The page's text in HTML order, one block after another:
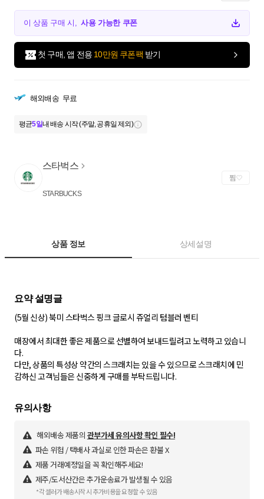
이 상품 구매 시,사용 가능한 쿠폰
첫 구매, 앱 전용 10만원 쿠폰팩 받기
해외배송 무료
평균5일내 배송 시작 (주말, 공휴일 제외)
스타벅스
STARBUCKS
찜
상품 정보 상세설명
요약 설명글
(5월 신상) 북미 스타벅스 핑크 글로시 쥬얼리 텀블러 벤티
매장에서 최대한 좋은 제품으로 선별하여 보내드릴려고 노력하고 있습니
다.
다만, 상품의 특성상 약간의 스크래치는 있을 수 있으므로 스크래치에 민
감하신 고객님들은 신중하게 구매를 부탁드립니다.
유의사항
해외배송 제품의 관부가세 유의사항 확인 필수!
파손 위험 / 택배사 과실로 인한 파손은 환불 X
제품 거래예정일을 꼭 확인해주세요!
제주/도서산간은 추가운송료가 발생될 수 있음
*각 셀러가 배송시작 시 추가비용을 요청할 수 있음